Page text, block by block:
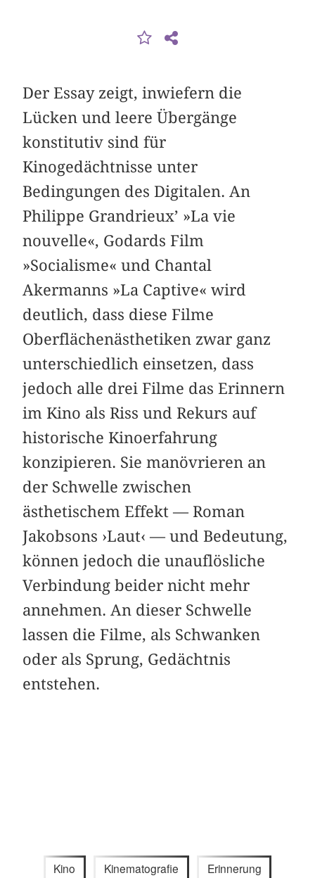
Der Essay zeigt, inwiefern die
Lücken und leere Übergänge
konstitutiv sind für
Kinogedächtnisse unter
Bedingungen des Digitalen. An
Philippe Grandrieux’ »La vie
nouvelle«, Godards Film
»Socialisme« und Chantal
Akermanns »La Captive« wird
deutlich, dass diese Filme
Oberflächenästhetiken zwar ganz
unterschiedlich einsetzen, dass
jedoch alle drei Filme das Erinnern
im Kino als Riss und Rekurs auf
historische Kinoerfahrung
konzipieren. Sie manövrieren an
der Schwelle zwischen
ästhetischem Effekt — Roman
Jakobsons ›Laut‹ — und Bedeutung,
können jedoch die unauflösliche
Verbindung beider nicht mehr
annehmen. An dieser Schwelle
lassen die Filme, als Schwanken
oder als Sprung, Gedächtnis
entstehen.
Kino Kinematografie Erinnerung